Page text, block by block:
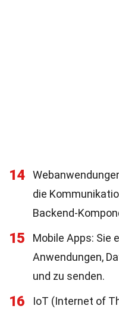
14
die
Backend-
15
Mobile Apps: Sie
Anwendungen,
und zu senden.
16
IoT (Internet of